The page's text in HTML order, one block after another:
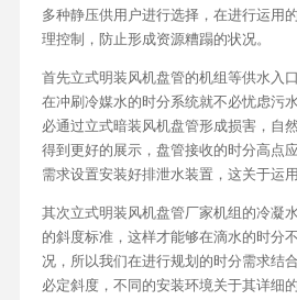
多种静压供用户进行选择，在进行运用
理控制，防止形成资源糟蹋的状况。
首先立式明装风机盘管的机组等供水入
在冲刷冷媒水的时分系统就不必忧虑污
必通过立式暗装风机盘管形成损害，自
得到更好的展示，盘管接收的时分高点
需求设置安装好排泄水装置，这关于运
其次立式明装风机盘管厂家机组的冷凝
的斜度标准，这样才能够在滴水的时分
况，所以我们在进行规划的时分需求结
必定斜度，不同的安装环境关于其详细